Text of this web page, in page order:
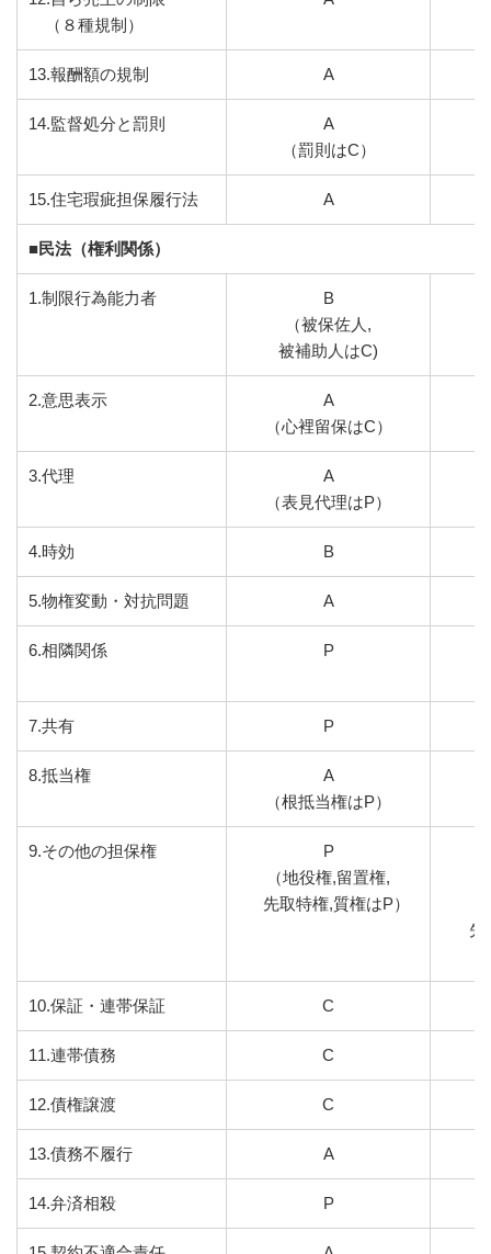
（８種規制）
13.報酬額の規制 A
14.監督処分と罰則
A
（罰則はC）
15.住宅瑕疵担保履行法 A
■民法（権利関係）
1.制限行為能力者
B
（被保佐人,
被補助人はC)
2.意思表示
A
（心裡留保はC）
3.代理
A
（表見代理はP）
4.時効 B
5.物権変動・対抗問題 A
6.相隣関係
P
7.共有 P
8.抵当権
A
（根抵当権はP）
9.その他の担保権
P
（地役権,留置権,
先取特権,質権はP）
先
10.保証・連帯保証 C
11.連帯債務 C
12.債権譲渡 C
13.債務不履行 A
14.弁済相殺 P